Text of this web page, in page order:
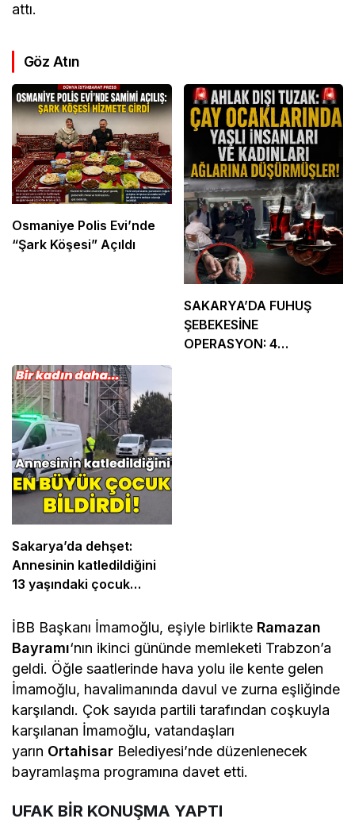
attı.
Göz Atın
Osmaniye Polis Evi’nde
“Şark Köşesi” Açıldı
SAKARYA’DA FUHUŞ
ŞEBEKESİNE
OPERASYON: 4
Sakarya’da dehşet:
Annesinin katledildiğini
13 yaşındaki çocuk
İBB Başkanı İmamoğlu, eşiyle birlikte Ramazan
Bayramı‘nın ikinci gününde memleketi Trabzon’a
geldi. Öğle saatlerinde hava yolu ile kente gelen
İmamoğlu, havalimanında davul ve zurna eşliğinde
karşılandı. Çok sayıda partili tarafından coşkuyla
karşılanan İmamoğlu, vatandaşları
yarın Ortahisar Belediyesi’nde düzenlenecek
bayramlaşma programına davet etti.
UFAK BİR KONUŞMA YAPTI